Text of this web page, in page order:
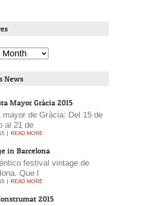
News
Mayor Gràcia 2015
mayor de Gràcia: Del 15 de
al 21 de
READ MORE
in Barcelona
festival vintage de
Que l
READ MORE
2015